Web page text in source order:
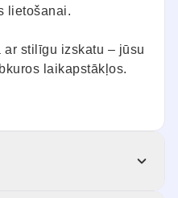
lietošanai.
stilīgu izskatu – jūsu
laikapstākļos.